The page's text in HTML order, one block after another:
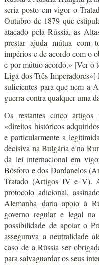
seria posto em vigor o
Outubro de 1879 que
atacado pela Rússia, as
prestar ajuda mútua com
impérios e de acordo com o
e por mútuo acordo.» [Ver o
Liga dos Três
suficientes para que nem a
guerra contra qualquer uma
Os restantes cinco artigos
«direitos históricos
e particularmente a
decisiva na Bulgária e na
da lei internacional em
Bósforo e dos Dardanelos
Tratado (Artigos IV e V).
protocolo adicional,
Alemanha daria apoio à
governo regular e legal
possibilidade de apoiar o
assegurava a neutralidade
caso de a Rússia ser
para salvaguardar os seus